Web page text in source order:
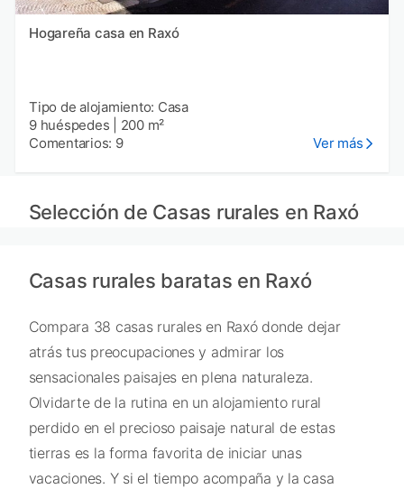
Hogareña casa en Raxó
Tipo de alojamiento: Casa
9 huéspedes
200 m²
Comentarios: 9
Ver más
Selección de Casas rurales en Raxó
Casas rurales baratas en Raxó
Compara 38 casas rurales en Raxó donde dejar
atrás tus preocupaciones y admirar los
sensacionales paisajes en plena naturaleza.
Olvidarte de la rutina en un alojamiento rural
perdido en el precioso paisaje natural de estas
tierras es la forma favorita de iniciar unas
vacaciones. Y si el tiempo acompaña y la casa